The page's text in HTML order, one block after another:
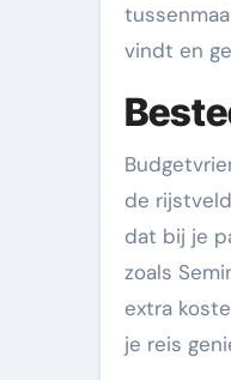
vindt en
de
dat bij je
zoals
extra
je reis